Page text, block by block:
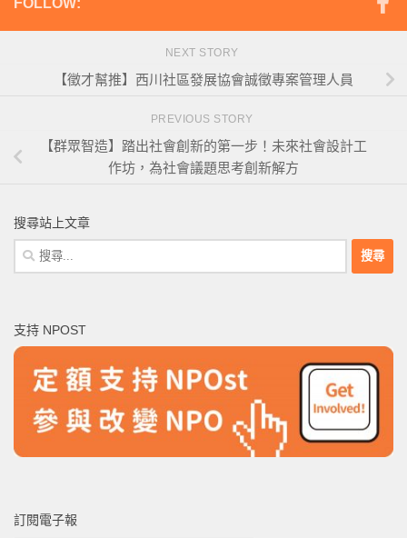
FOLLOW:
NEXT STORY
【徵才幫推】西川社區發展協會誠徵專案管理人員
PREVIOUS STORY
【群眾智造】踏出社會創新的第一步！未來社會設計工
作坊，為社會議題思考創新解方
搜尋站上文章
搜
尋
字:
支持 NPOST
訂閱電子報